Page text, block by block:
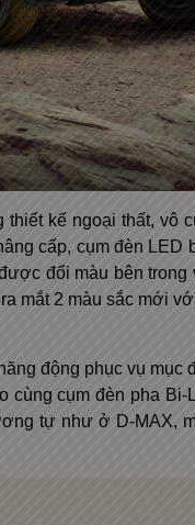
kế ngoại thất, vô
cấp, cụm đèn
đổi màu bên
mắt 2 màu sắc mới
động phục vụ mục
cụm đèn pha
tự như ở D-MAX,